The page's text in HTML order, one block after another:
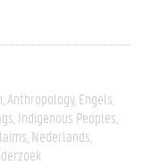
Anthropology Engels
Indigenous Peoples
Nederlands